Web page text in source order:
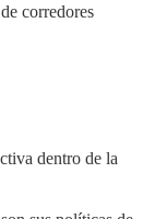
corredores
dentro de la